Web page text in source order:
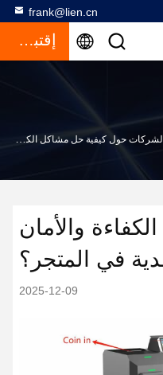
frank@lien.cn
إقتباس
حول كيفية حل مشاكل الكفاءة والأمان في تحصيل النقدية في المتجر؟
والأمان
في المتجر؟
2025-12-09